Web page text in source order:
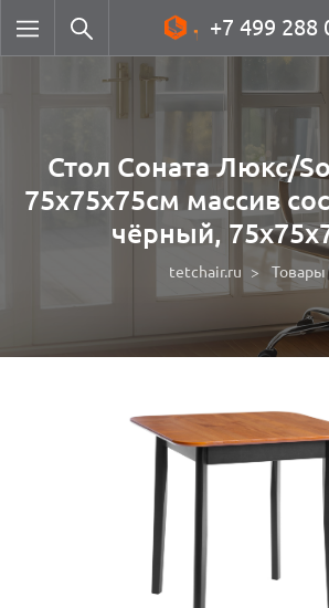
+7 499 288
Стол Соната Люкс/
75х75х75см массив
чёрный,
tetchair.ru Товары